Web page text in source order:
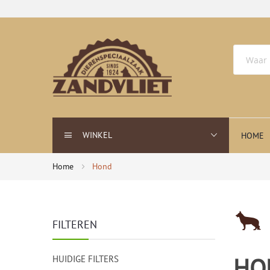
WINKEL HOME
Home Hond
FILTEREN
HUIDIGE FILTERS